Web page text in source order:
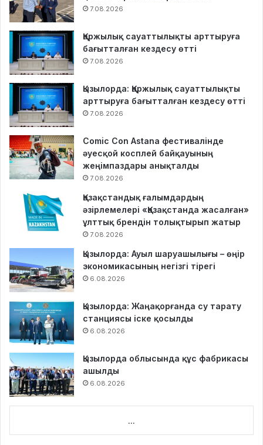
7.08.2026
Қаржылық сауаттылықты арттыруға
бағытталған кездесу өтті
7.08.2026
Қызылорда: Қаржылық сауаттылықты
арттыруға бағытталған кездесу өтті
7.08.2026
Comic Con Astana фестивалінде
әуесқой косплей байқауының
жеңімпаздары анықталды
7.08.2026
Қазақстандық ғалымдардың
әзірлемелері «Қазақстанда жасалған»
ұлттық брендін толықтырып жатыр
7.08.2026
Қызылорда: Ауыл шаруашылығы – өңір
экономикасының негізгі тірегі
6.08.2026
Қызылорда: Жаңақорғанда су тарату
станциясы іске қосылды
6.08.2026
Қызылорда облысында құс фабрикасы
ашылды
6.08.2026
...